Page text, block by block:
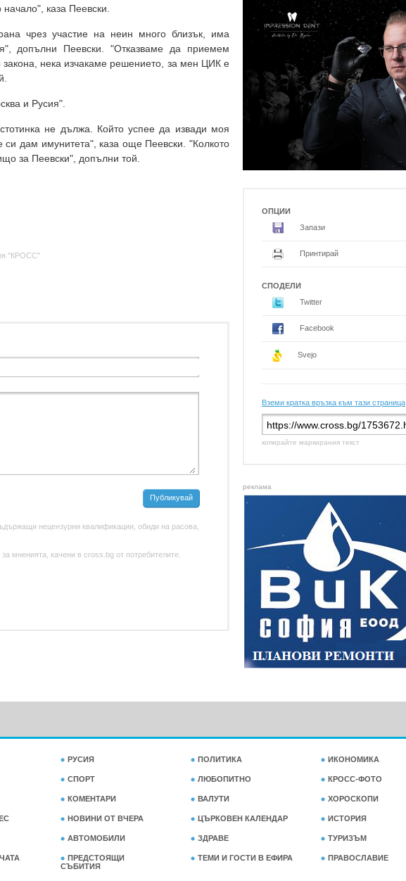
каза Пеевски.
чрез участие на неин много близък, има
допълни Пеевски. "Отказваме да приемем
нека изчакаме решението, за мен ЦИК е
и Русия".
не дължа. Който успее да извади моя
дам имунитета", каза още Пеевски. "Колкото
за Пеевски", допълни той.
"КРОСС"
Публикувай
нецензурни квалификации, обиди на расова,
мненията, качени в cross.bg от потребителите.
ОПЦИИ
Запази
Принтирай
СПОДЕЛИ
Twitter
Facebook
Svejo
Вземи кратка връзка към тази страница
копирайте маркирания текст
реклама
РУСИЯ ПОЛИТИКА ИКОНОМИКА
СПОРТ ЛЮБОПИТНО КРОСС-ФОТО
КОМЕНТАРИ ВАЛУТИ ХОРОСКОПИ
НОВИНИ ОТ ВЧЕРА ЦЪРКОВЕН КАЛЕНДАР ИСТОРИЯ
АВТОМОБИЛИ ЗДРАВЕ ТУРИЗЪМ
ПРЕДСТОЯЩИ
СЪБИТИЯ
ТЕМИ И ГОСТИ В ЕФИРА ПРАВОСЛАВИЕ